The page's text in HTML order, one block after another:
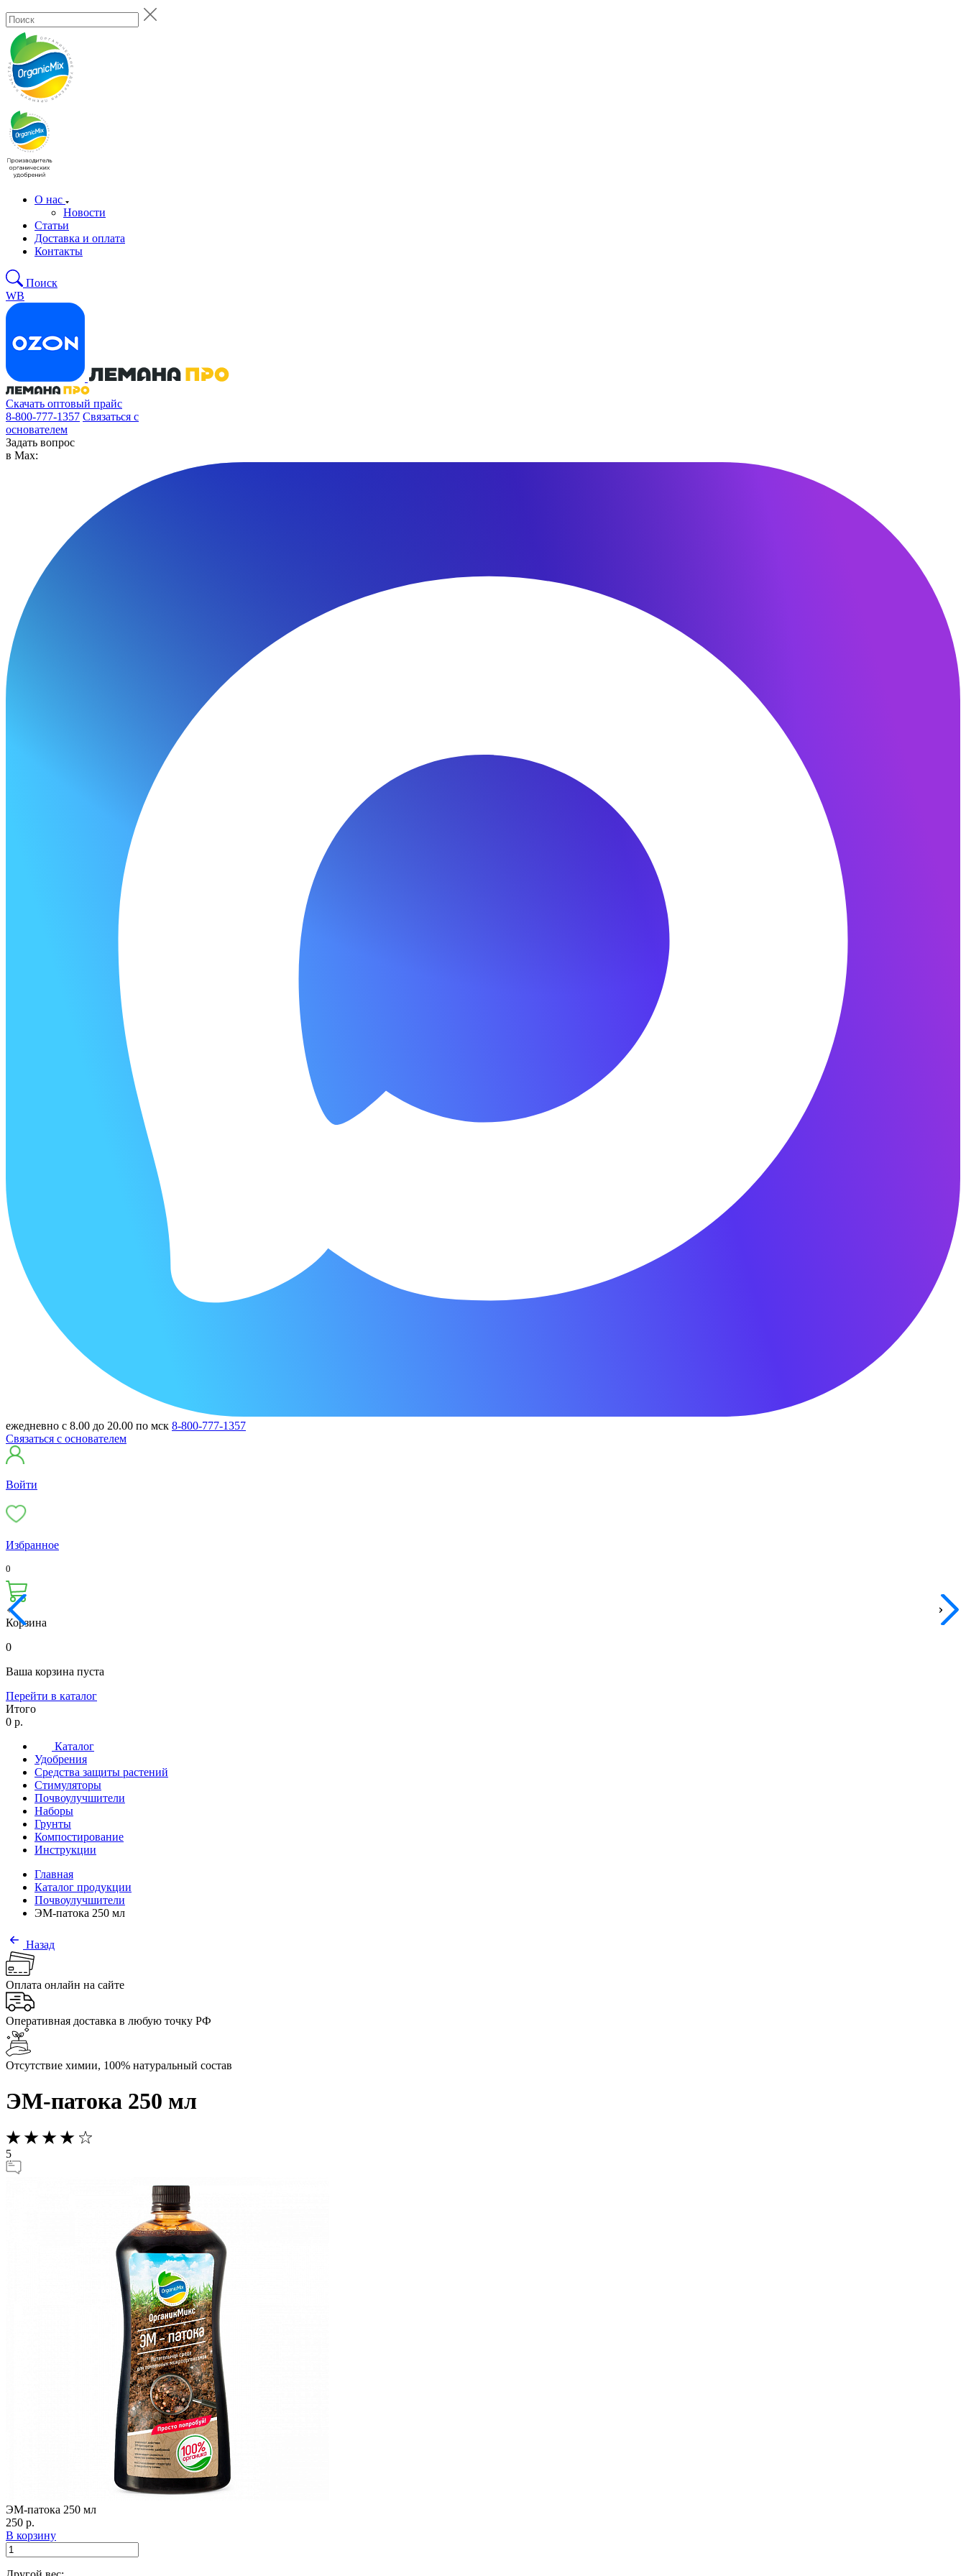
О нас
Новости
Статьи
Доставка и оплата
Контакты
Поиск
WB
Скачать оптовый прайс
8-800-777-1357 Связаться с
основателем
Задать вопрос
в Max:
ежедневно с 8.00 до 20.00 по мск 8-800-777-1357
Связаться с основателем
Войти
Избранное
0
Корзина
0
Ваша корзина пуста
Перейти в каталог
Итого
0 р.
Каталог
Удобрения
Средства защиты растений
Стимуляторы
Почвоулучшители
Наборы
Грунты
Компостирование
Инструкции
Главная
Каталог продукции
Почвоулучшители
ЭМ-патока 250 мл
Назад
Оплата онлайн на сайте
Оперативная доставка в любую точку РФ
Отсутствие химии, 100% натуральный состав
ЭМ-патока 250 мл
5
ЭМ-патока 250 мл
250 р.
В корзину